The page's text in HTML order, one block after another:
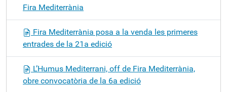
Fira Mediterrània
Fira Mediterrània posa a la venda les primeres
entrades de la 21a edició
L’Humus Mediterrani, off de Fira Mediterrània,
obre convocatòria de la 6a edició